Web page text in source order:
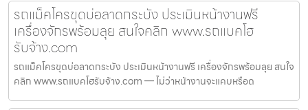
รถแม็คโครขุดบ่อลาดกระบัง ประเมินหน้างานฟรี
เครื่องจักรพร้อมลุย สนใจคลิก www.รถแบคโฮ
รับจ้าง.com
รถแม็คโครขุดบ่อลาดกระบัง ประเมินหน้างานฟรี เครื่องจักรพร้อมลุย สนใจ
คลิก www.รถแบคโฮรับจ้าง.com — ไม่ว่าหน้างานจะแคบหรือด